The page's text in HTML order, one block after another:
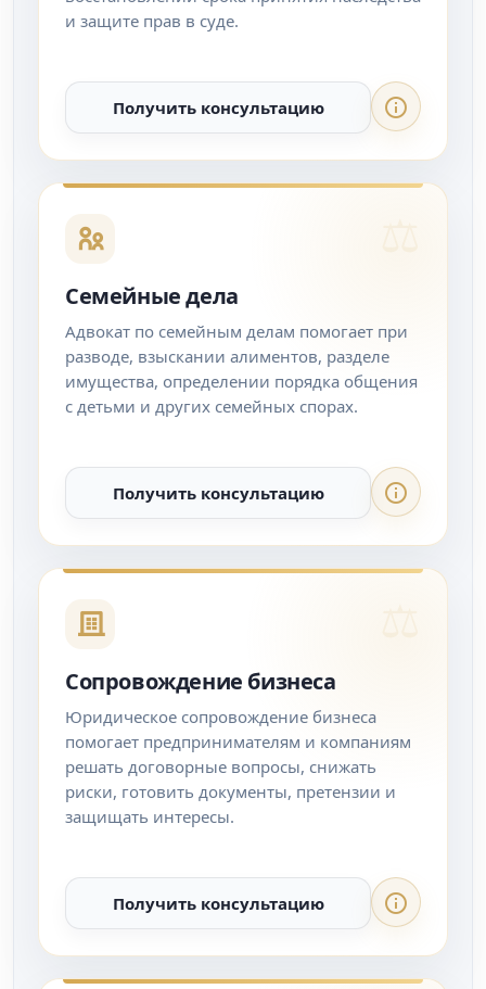
и защите прав в суде.
Получить консультацию
Семейные дела
Адвокат по семейным делам помогает при
разводе, взыскании алиментов, разделе
имущества, определении порядка общения
с детьми и других семейных спорах.
Получить консультацию
Сопровождение бизнеса
Юридическое сопровождение бизнеса
помогает предпринимателям и компаниям
решать договорные вопросы, снижать
риски, готовить документы, претензии и
защищать интересы.
Получить консультацию